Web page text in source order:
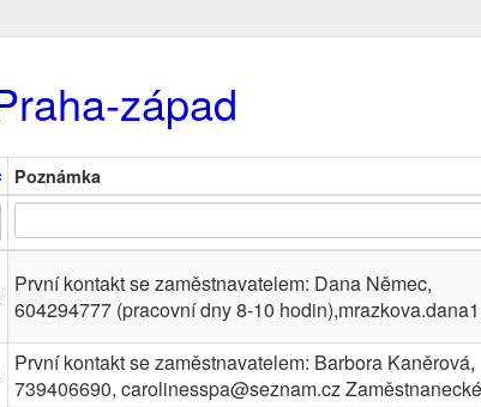
západ
Poznámka
První kontakt se zaměstnavatelem: Dana Němec,
604294777 (pracovní dny 8-10
První kontakt se zaměstnavatelem: Barbora Kaněrová,
739406690, carolinesspa@seznam.cz